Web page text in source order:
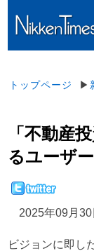
トップページ ▶
「不動産
るユーザ
2025年09月
ビジョンに即し